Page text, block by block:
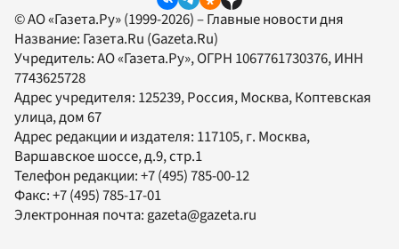
© АО «Газета.Ру» (1999-2026) – Главные новости дня
Название: Газета.Ru (Gazeta.Ru)
Учредитель:АО «Газета.Ру», ОГРН 1067761730376, ИНН
7743625728
Адрес учредителя: 125239, Россия, Москва, Коптевская
улица, дом 67
Адрес редакции и издателя: 117105, г. Москва,
Варшавское шоссе, д.9, стр.1
Телефон редакции:+7 (495) 785-00-12
Факс:+7 (495) 785-17-01
Электронная почта:gazeta@gazeta.ru